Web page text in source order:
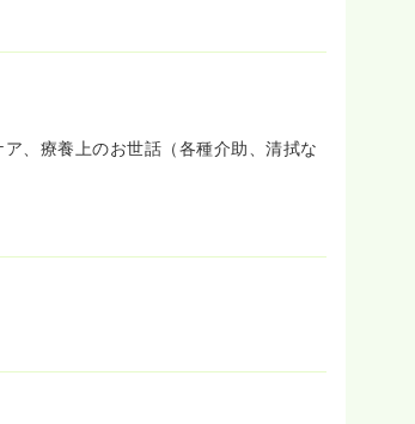
、療養上のお世話（各種介助、清拭な